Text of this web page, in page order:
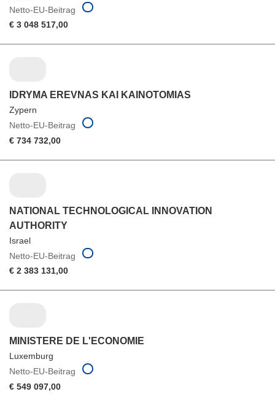
Netto-EU-Beitrag
€ 3 048 517,00
IDRYMA EREVNAS KAI KAINOTOMIAS
Zypern
Netto-EU-Beitrag
€ 734 732,00
NATIONAL TECHNOLOGICAL INNOVATION
AUTHORITY
Israel
Netto-EU-Beitrag
€ 2 383 131,00
MINISTERE DE L'ECONOMIE
Luxemburg
Netto-EU-Beitrag
€ 549 097,00